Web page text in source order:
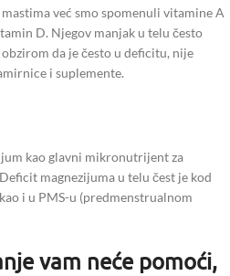
već smo spomenuli vitamine A
D. Njegov manjak u telu često
da je često u deficitu, nije
i suplemente.
kao glavni mikronutrijent za
magnezijuma u telu čest je kod
i u PMS-u (predmenstrualnom
vam neće pomoći,